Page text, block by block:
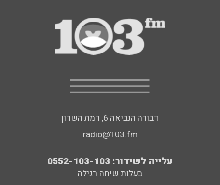
דבורה הנביאה 6, רמת השרון
radio@103.fm
עלייה לשידור: 0552-103-103
בעלות שיחה רגילה